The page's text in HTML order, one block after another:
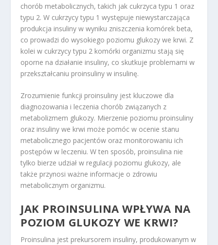
chorób metabolicznych, takich jak cukrzyca typu 1 oraz
typu 2. W cukrzycy typu 1 występuje niewystarczająca
produkcja insuliny w wyniku zniszczenia komórek beta,
co prowadzi do wysokiego poziomu glukozy we krwi. Z
kolei w cukrzycy typu 2 komórki organizmu stają się
oporne na działanie insuliny, co skutkuje problemami w
przekształcaniu proinsuliny w insulinę.
Zrozumienie funkcji proinsuliny jest kluczowe dla
diagnozowania i leczenia chorób związanych z
metabolizmem glukozy. Mierzenie poziomu proinsuliny
oraz insuliny we krwi może pomóc w ocenie stanu
metabolicznego pacjentów oraz monitorowaniu ich
postępów w leczeniu. W ten sposób, proinsulina nie
tylko bierze udział w regulacji poziomu glukozy, ale
także przynosi ważne informacje o zdrowiu
metabolicznym organizmu.
JAK PROINSULINA WPŁYWA NA
POZIOM GLUKOZY WE KRWI?
Proinsulina jest prekursorem insuliny, produkowanym w